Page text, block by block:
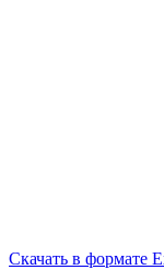
Скачать в формате